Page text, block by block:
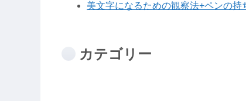
美文字になるための観察法+ペンの持
カテゴリー